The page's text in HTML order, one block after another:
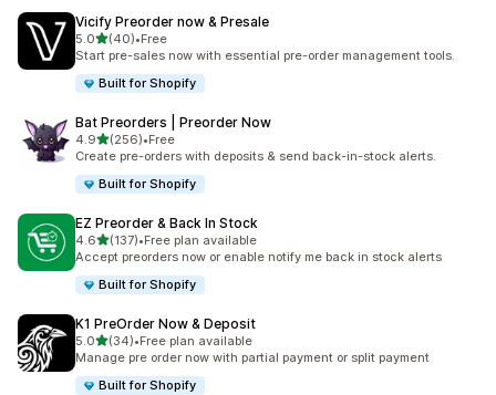
Vicify Preorder now & Presale
5.0별 5개 중
(40)
총 리뷰 40개
•Free
Start pre-sales now with essential pre-order management tools.
Built for Shopify
Bat Preorders | Preorder Now
4.9별 5개 중
(256)
총 리뷰 256개
•Free
Create pre-orders with deposits & send back-in-stock alerts.
Built for Shopify
EZ Preorder & Back In Stock
4.6별 5개 중
(137)
총 리뷰 137개
•Free plan available
Accept preorders now or enable notify me back in stock alerts
Built for Shopify
K1 PreOrder Now & Deposit
5.0별 5개 중
(34)
총 리뷰 34개
•Free plan available
Manage pre order now with partial payment or split payment
Built for Shopify